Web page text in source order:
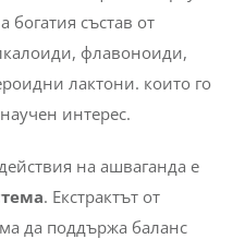
богатия състав от
флавоноиди,
лактони. които го
интерес.
на ашваганда е
. Екстрактът от
да поддържа баланс